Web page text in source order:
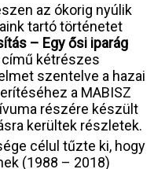
az ókorig nyúlik
tartó történetet
– Egy ősi iparág
című kétrészes
szentelve a hazai
a MABISZ
részére készült
kerültek részletek.
célul tűzte ki, hogy
(1988 – 2018)